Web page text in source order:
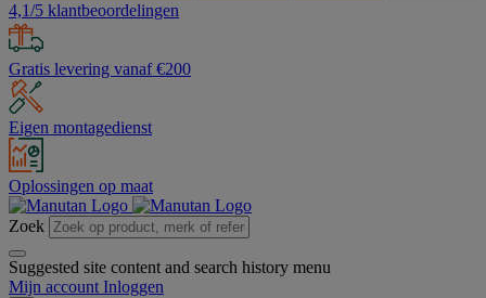
4,1/5 klantbeoordelingen
Gratis levering vanaf €200
Eigen montagedienst
Oplossingen op maat
Zoek
Suggested site content and search history menu
Mijn account Inloggen